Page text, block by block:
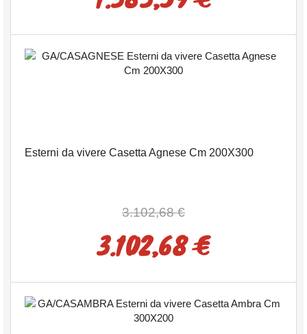
Esterni da vivere Casetta Agnese Cm 200X300
3.102,68 €
3.102,68 €